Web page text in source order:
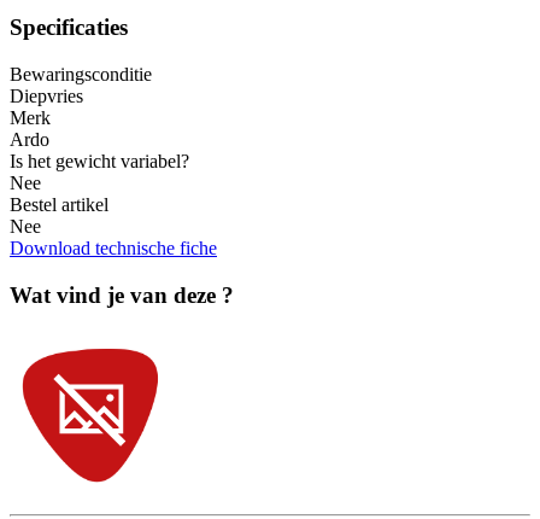
Specificaties
Bewaringsconditie
Diepvries
Merk
Ardo
Is het gewicht variabel?
Nee
Bestel artikel
Nee
Download technische fiche
Wat vind je van deze ?